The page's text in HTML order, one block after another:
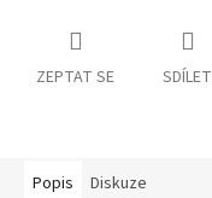
ZEPTAT SE SDÍLET
Popis Diskuze